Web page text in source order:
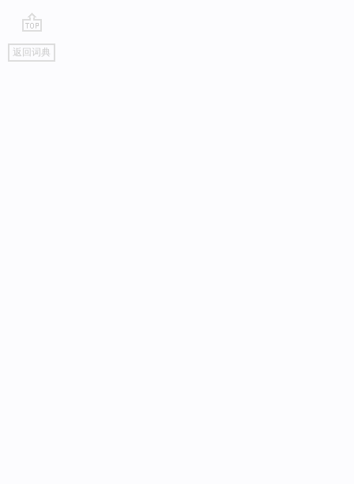
go
top
返回词典